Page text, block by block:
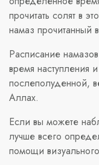
прочитать солят в
намаз прочитанный
Расписание
время наступления
послеполуденной,
Аллах.
Если вы можете
лучше всего
помощи